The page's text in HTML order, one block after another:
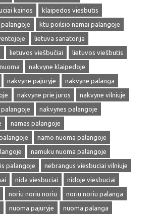
kainos
klaipedos viesbutis
ktu poilsio namai palangoje
lietuva sanatorija
lietuvos viešbučiai
lietuvos viešbutis
nakvyne klaipedoje
nakvyne pajuryje
nakvyne palanga
nakvyne prie juros
nakvyne vilniuje
palangoje
nakvynes palangoje
namas palangoje
namo nuoma palangoje
namuku nuoma palangoje
palangoje
nebrangus viesbuciai vilniuje
nida viesbuciai
nidoje viesbuciai
noriu noriu noriu
noriu noriu palanga
nuoma pajuryje
nuoma palanga